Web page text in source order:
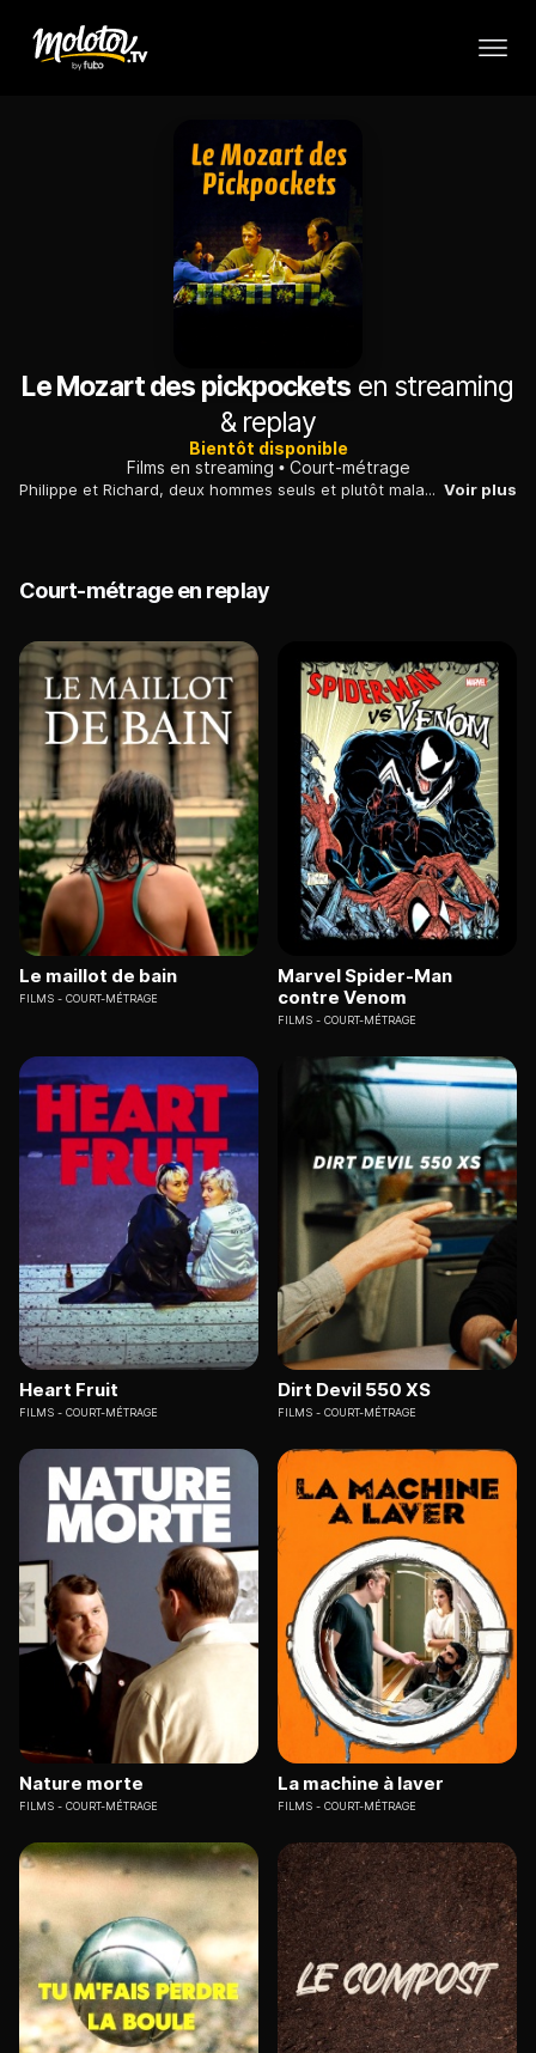
Le Mozart des pickpockets en streaming
& replay
Bientôt disponible
Films en streaming
Court-métrage
Philippe et Richard, deux hommes seuls et plutôt maladroits, vivent de petits larcins à Barbès. Ils se retrouvent responsables d'un enfant roumain sourd et muet. Après avoir tenté de s'en débarrasser, ils s'attachent à l'enfant et essaient de "travailler" à trois. Sans résultat. Lorsque l'enfant met au point ses propres trucs pour voler et réussit à dérober plus qu'eux, Philippe et Richard plongent dans la déprime... Voir plus
Court-métrage en replay
Le maillot de bain
FILMS COURT-MÉTRAGE
Marvel Spider-Man
contre Venom
FILMS COURT-MÉTRAGE
Heart Fruit
FILMS COURT-MÉTRAGE
Dirt Devil 550 XS
FILMS COURT-MÉTRAGE
Nature morte
FILMS COURT-MÉTRAGE
La machine à laver
FILMS COURT-MÉTRAGE